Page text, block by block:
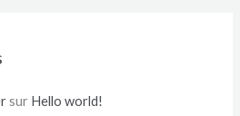
sur Hello world!